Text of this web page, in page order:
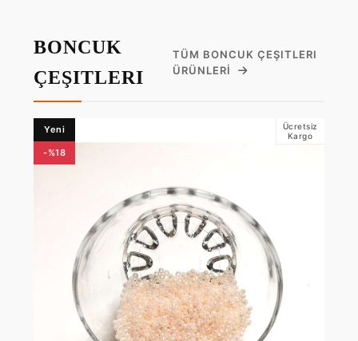
BONCUK
ÇEŞITLERI
TÜM BONCUK ÇEŞITLERI
ÜRÜNLERI
Yeni
-%18
Ücretsiz
Kargo